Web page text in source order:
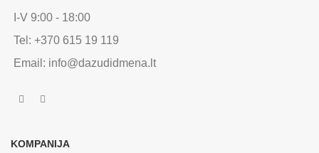
I-V 9:00 - 18:00
Tel: +370 615 19 119
Email: info@dazudidmena.lt
KOMPANIJA